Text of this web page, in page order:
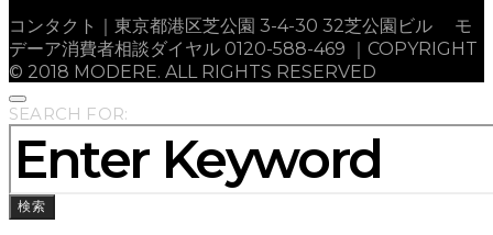
コンタクト｜東京都港区芝公園 3-4-30 32芝公園ビル モ
デーア消費者相談ダイヤル 0120-588-469 ｜COPYRIGHT
© 2018 MODERE. ALL RIGHTS RESERVED
SEARCH FOR:
検索